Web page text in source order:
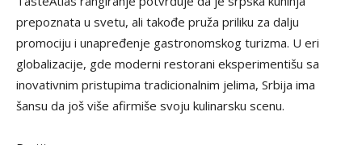
prepoznata u svetu, ali takođe pruža priliku za dalju
promociju i unapređenje gastronomskog turizma. U eri
globalizacije, gde moderni restorani eksperimentišu sa
inovativnim pristupima tradicionalnim jelima, Srbija ima
šansu da još više afirmiše svoju kulinarsku scenu.